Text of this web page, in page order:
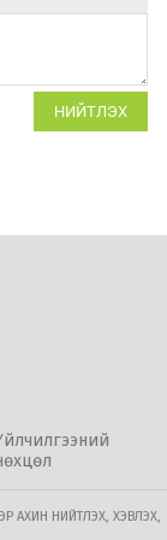
НИЙТЛЭХ
АХИН НИЙТЛЭХ, ХЭВЛЭХ,